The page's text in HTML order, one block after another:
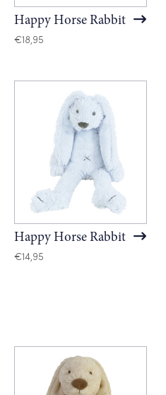
Happy Horse Rabbit
€18,95
Happy Horse Rabbit
€14,95